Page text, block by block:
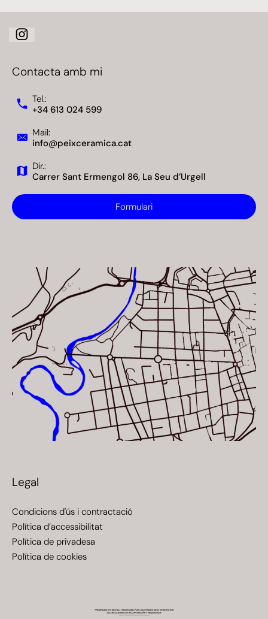
Contacta amb mi
Tel.:
+34 613 024 599
Mail:
info@peixceramica.cat
Dir.:
Carrer Sant Ermengol 86, La Seu d’Urgell
Formulari
Legal
Condicions d'ús i contractació
Política d’accessibilitat
Política de privadesa
Política de cookies